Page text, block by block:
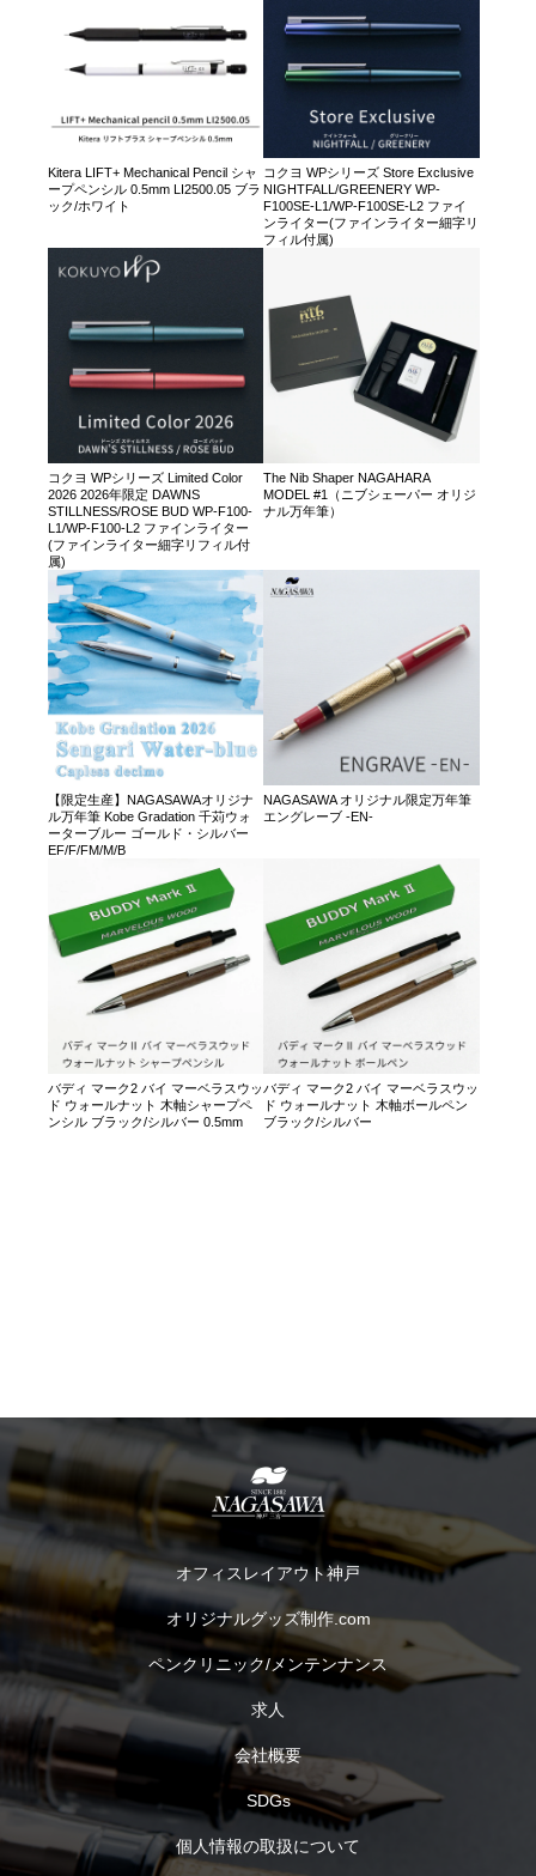
Kitera LIFT+ Mechanical Pencil シャ
ープペンシル 0.5mm LI2500.05 ブラ
ック/ホワイト
コクヨ WPシリーズ Store Exclusive
NIGHTFALL/GREENERY WP-
F100SE-L1/WP-F100SE-L2 ファイ
ンライター(ファインライター細字リ
フィル付属)
コクヨ WPシリーズ Limited Color
2026 2026年限定 DAWNS
STILLNESS/ROSE BUD WP-F100-
L1/WP-F100-L2 ファインライター
(ファインライター細字リフィル付
属)
The Nib Shaper NAGAHARA
MODEL #1（ニブシェーパー オリジ
ナル万年筆）
【限定生産】NAGASAWAオリジナ
ル万年筆 Kobe Gradation 千苅ウォ
ーターブルー ゴールド・シルバー
EF/F/FM/M/B
NAGASAWA オリジナル限定万年筆
エングレーブ -EN-
バディ マーク2 バイ マーベラスウッ
ド ウォールナット 木軸シャープペ
ンシル ブラック/シルバー 0.5mm
バディ マーク2 バイ マーベラスウッ
ド ウォールナット 木軸ボールペン
ブラック/シルバー
オフィスレイアウト神戸
オリジナルグッズ制作.com
ペンクリニック/メンテンナンス
求人
会社概要
SDGs
個人情報の取扱について